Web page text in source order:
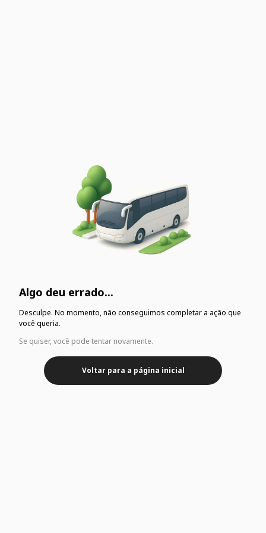
Algo deu errado...
Desculpe. No momento, não conseguimos completar a ação que
você queria.
Se quiser, você pode tentar novamente.
Voltar para a página inicial